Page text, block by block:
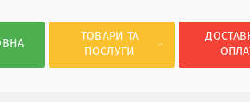
ТОВАРИ ТА
ПОСЛУГИ